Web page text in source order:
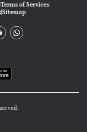
Terms of Services
Sitemap